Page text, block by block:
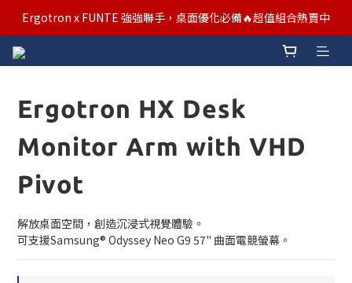
汰舊/升級補助優惠熱烈進行中！符合資格者歡迎申請購物金補助
Ergotron x FUNTE 強強聯手，桌面優化必備🔥超值組合熱賣中
汰舊/升級補助優惠熱烈進行中！符合資格者歡迎申請購物金補助
Ergotron HX Desk
Monitor Arm with VHD
Pivot
解放桌面空間，創造沉浸式視覺體驗。
可支援Samsung® Odyssey Neo G9 57" 曲面電競螢幕。